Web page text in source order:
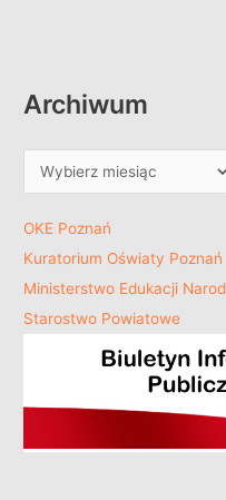
Archiwum
OKE Poznań
Kuratorium Oświaty Poznań
Ministerstwo Edukacji
Starostwo Powiatowe